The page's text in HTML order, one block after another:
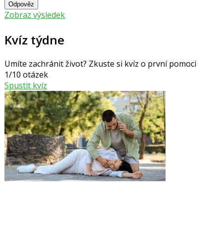
Odpověz
Zobraz výsledek
Kvíz týdne
Umíte zachránit život? Zkuste si kvíz o první pomoci
1/10 otázek
Spustit kvíz